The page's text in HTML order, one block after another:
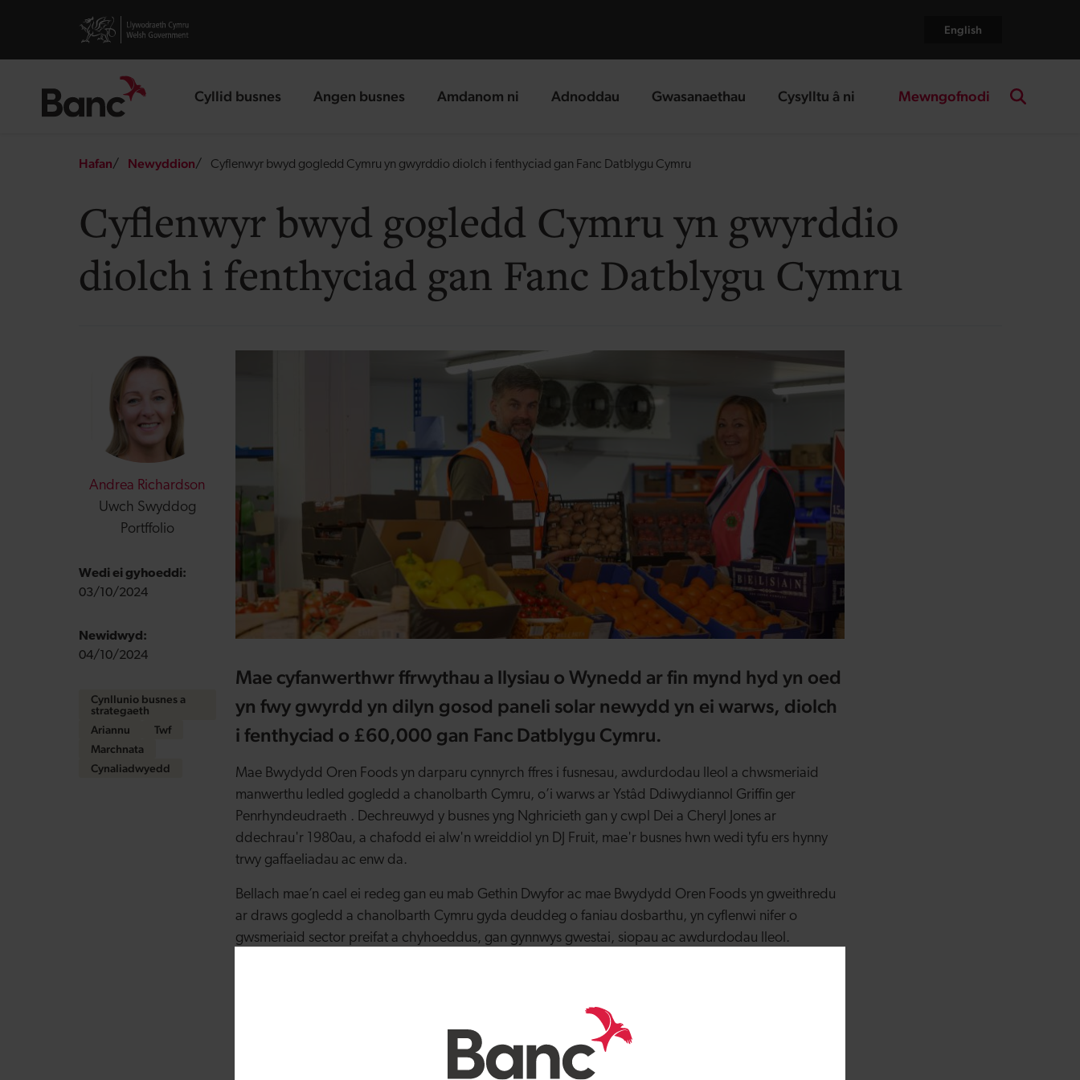
Visit gov.wales website English
Cyllid busnes
landing page Angen busnes
landing page Amdanom ni
landing page Adnoddau
landing page Gwasanaethau
landing page Cysylltu â ni
landing page Mewngofnodi
Breadcrumb
Hafan Newyddion Cyflenwyr bwyd gogledd Cymru yn gwyrddio diolch i fenthyciad gan Fanc Datblygu Cymru
Cyflenwyr bwyd gogledd Cymru yn gwyrddio
diolch i fenthyciad gan Fanc Datblygu Cymru
Andrea Richardson
Uwch Swyddog
Portffolio
Wedi ei gyhoeddi:
03/10/2024
Newidwyd:
04/10/2024
Cynllunio busnes a
strategaeth
Ariannu
Twf
Marchnata
Cynaliadwyedd
Mae cyfanwerthwr ffrwythau a llysiau o Wynedd ar fin mynd hyd yn oed
yn fwy gwyrdd yn dilyn gosod paneli solar newydd yn ei warws, diolch
i fenthyciad o £60,000 gan Fanc Datblygu Cymru.
Mae Bwydydd Oren Foods yn darparu cynnyrch ffres i fusnesau, awdurdodau lleol a chwsmeriaid
manwerthu ledled gogledd a chanolbarth Cymru, o’i warws ar Ystâd Ddiwydiannol Griffin ger
Penrhyndeudraeth . Dechreuwyd y busnes yng Nghricieth gan y cwpl Dei a Cheryl Jones ar
ddechrau'r 1980au, a chafodd ei alw'n wreiddiol yn DJ Fruit, mae'r busnes hwn wedi tyfu ers hynny
trwy gaffaeliadau ac enw da.
Bellach mae’n cael ei redeg gan eu mab Gethin Dwyfor ac mae Bwydydd Oren Foods yn gweithredu
ar draws gogledd a chanolbarth Cymru gyda deuddeg o faniau dosbarthu, yn cyflenwi nifer o
gwsmeriaid sector preifat a chyhoeddus, gan gynnwys gwestai, siopau ac awdurdodau lleol.
baneli solar 60MWh a dau bwynt gwefru cerbydau trydan newydd yn ei warws, gan ganiatáu iddo
Ariannwyd y gosodiadau pwrpasol hyn gan fenthyciad o £60,000 trwy gyfrwng y Cynllun